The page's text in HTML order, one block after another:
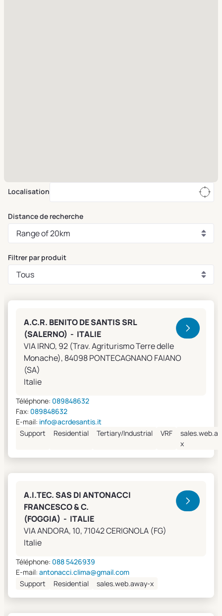
Localisation
Distance de recherche
Filtrer par produit
A.C.R. BENITO DE SANTIS SRL
(SALERNO) - ITALIE
VIA IRNO, 92 (Trav. Agriturismo Terre delle
Monache), 84098 PONTECAGNANO FAIANO
(SA)
Italie
Téléphone: 089848632
Fax: 089848632
E-mail: info@acrdesantis.it
Support
Residential Tertiary/Industrial VRF
x
A.I.TEC. SAS DI ANTONACCI
FRANCESCO & C.
(FOGGIA) - ITALIE
VIA ANDORA, 10, 71042 CERIGNOLA (FG)
Italie
Téléphone: 088 5426939
E-mail: antonacci.clima@gmail.com
Support
Residential sales.web.away-x